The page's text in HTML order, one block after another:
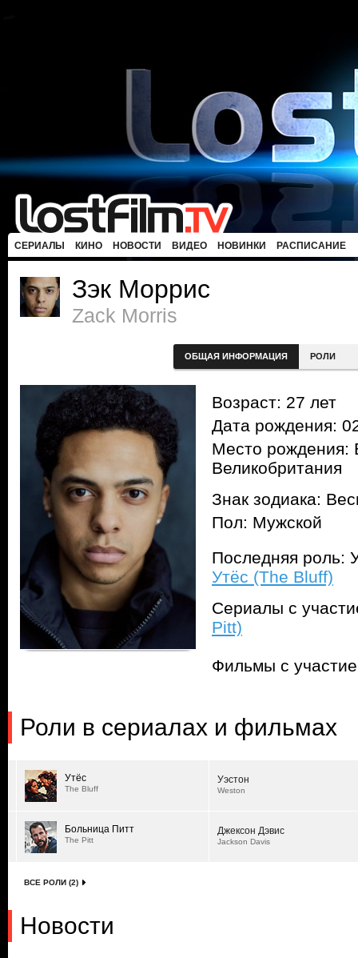
СЕРИАЛЫ КИНО НОВОСТИ ВИДЕО НОВИНКИ РАСПИСАНИЕ
Зэк Моррис
Zack Morris
ОБЩАЯ ИНФОРМАЦИЯ РОЛИ
Возраст: 27 лет
Дата рождения:
Место рождения:
Великобритания
Знак зодиака:
Пол: Мужской
Последняя роль:
Утёс (The Bluff)
Сериалы с
Pitt)
Фильмы с
Роли в сериалах и фильмах
Утёс
The Bluff
Уэстон
Weston
Больница Питт
The Pitt
Джексон Дэвис
Jackson Davis
ВСЕ РОЛИ (2)
Новости